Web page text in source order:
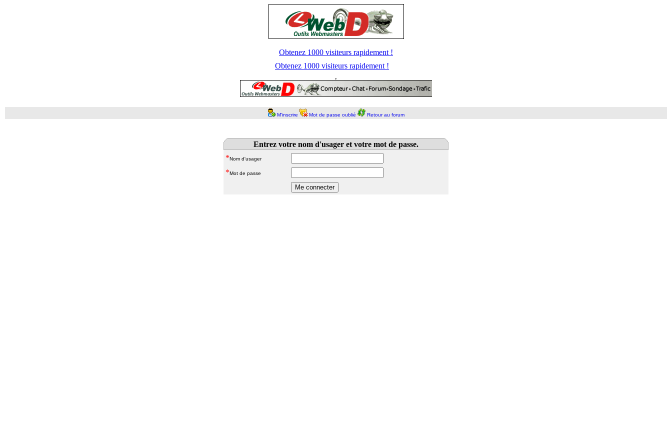
Obtenez 1000 visiteurs rapidement !
Obtenez 1000 visiteurs rapidement !
M'inscrire Mot de passe oublié Retour au forum
Entrez votre nom d'usager et votre mot de passe.
*Nom d'usager
*Mot de passe